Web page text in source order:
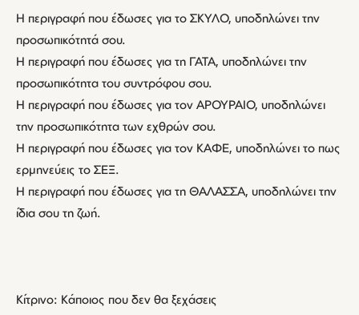
Η περιγραφή που έδωσες για το ΣΚΥΛΟ, υποδηλώνει την
προσωπικότητά σου.
Η περιγραφή που έδωσες για τη ΓΑΤΑ, υποδηλώνει την
προσωπικότητα του συντρόφου σου.
Η περιγραφή που έδωσες για τον ΑΡΟΥΡΑΙΟ, υποδηλώνει
την προσωπικότητα των εχθρών σου.
Η περιγραφή που έδωσες για τον ΚΑΦΕ, υποδηλώνει το πως
ερμηνεύεις το ΣΕΞ.
Η περιγραφή που έδωσες για τη ΘΑΛΑΣΣΑ, υποδηλώνει την
ίδια σου τη ζωή.
Κίτρινο: Κάποιος που δεν θα ξεχάσεις